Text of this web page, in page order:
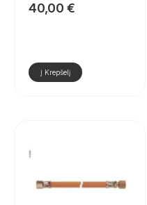
40,00 €
Į Krepšelį